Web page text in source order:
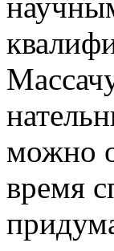
можно
время